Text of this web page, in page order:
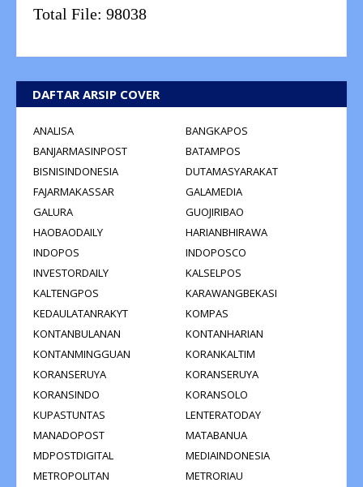
Total File: 98038
DAFTAR ARSIP COVER
ANALISA
BANGKAPOS
BANJARMASINPOST
BATAMPOS
BISNISINDONESIA
DUTAMASYARAKAT
FAJARMAKASSAR
GALAMEDIA
GALURA
GUOJIRIBAO
HAOBAODAILY
HARIANBHIRAWA
INDOPOS
INDOPOSCO
INVESTORDAILY
KALSELPOS
KALTENGPOS
KARAWANGBEKASI
KEDAULATANRAKYT
KOMPAS
KONTANBULANAN
KONTANHARIAN
KONTANMINGGUAN
KORANKALTIM
KORANSERUYA
KORANSERUYA
KORANSINDO
KORANSOLO
KUPASTUNTAS
LENTERATODAY
MANADOPOST
MATABANUA
MDPOSTDIGITAL
MEDIAINDONESIA
METROPOLITAN
METRORIAU